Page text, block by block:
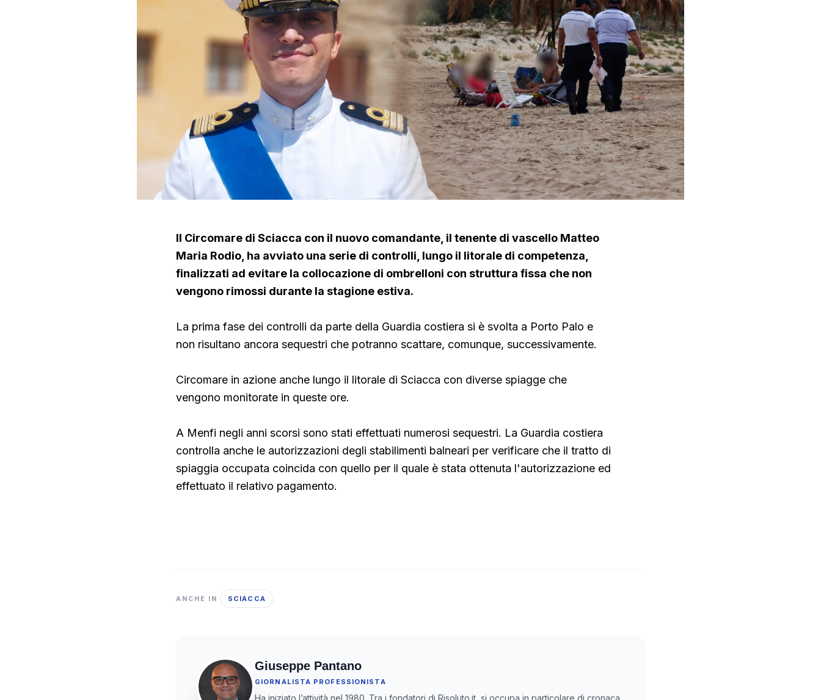
Il Circomare di Sciacca con il nuovo comandante, il tenente di vascello Matteo
Maria Rodio, ha avviato una serie di controlli, lungo il litorale di competenza,
finalizzati ad evitare la collocazione di ombrelloni con struttura fissa che non
vengono rimossi durante la stagione estiva.
La prima fase dei controlli da parte della Guardia costiera si è svolta a Porto Palo e
non risultano ancora sequestri che potranno scattare, comunque, successivamente.
Circomare in azione anche lungo il litorale di Sciacca con diverse spiagge che
vengono monitorate in queste ore.
A Menfi negli anni scorsi sono stati effettuati numerosi sequestri. La Guardia costiera
controlla anche le autorizzazioni degli stabilimenti balneari per verificare che il tratto di
spiaggia occupata coincida con quello per il quale è stata ottenuta l'autorizzazione ed
effettuato il relativo pagamento.
ANCHE IN SCIACCA
Giuseppe Pantano
GIORNALISTA PROFESSIONISTA